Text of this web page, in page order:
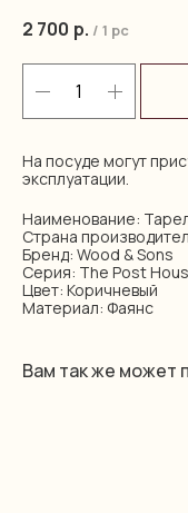
2 700 р. / 1 pc
На посуде могут
эксплуатации.
Наименование:
Страна
Бренд: Wood & Sons
Серия: The Post
Цвет: Коричневый
Материал: Фаянс
Вам так же может